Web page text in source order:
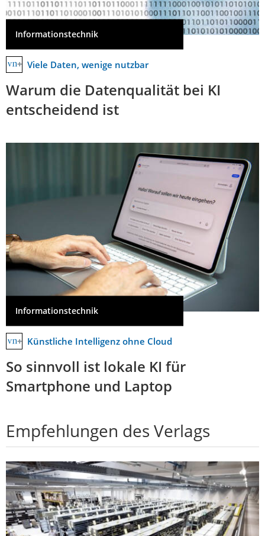
Informationstechnik
Viele Daten, wenige nutzbar
Warum die Datenqualität bei KI
entscheidend ist
Informationstechnik
Künstliche Intelligenz ohne Cloud
So sinnvoll ist lokale KI für
Smartphone und Laptop
Empfehlungen des Verlags